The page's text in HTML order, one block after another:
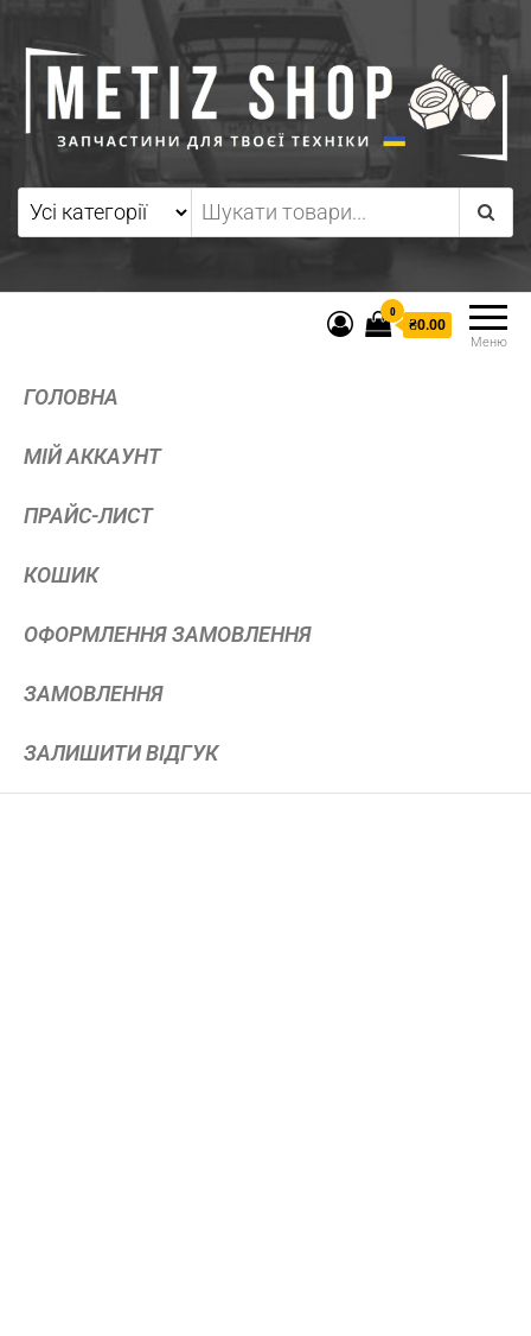
Меню
0
₴0.00
ГОЛОВНА
МІЙ АККАУНТ
ПРАЙС-ЛИСТ
КОШИК
ОФОРМЛЕННЯ ЗАМОВЛЕННЯ
ЗАМОВЛЕННЯ
ЗАЛИШИТИ ВІДГУК